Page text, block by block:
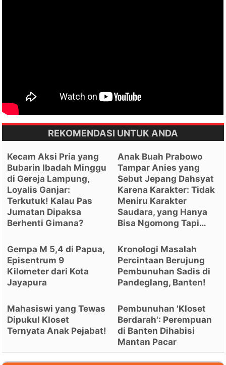
REKOMENDASI UNTUK ANDA
Kecam Aksi Pria yang
Bubarin Ibadah Minggu
di Gereja Lampung,
Loyalis Ganjar:
Terkutuk! Kalau Pas
Jumatan Dipaksa
Berhenti Gimana?
Anak Buah Prabowo
Tampar Anies yang
Sebut Jepang Dahsyat
Karena Karakter: Tidak
Meniru Karakter
Saudara, yang Hanya
Bisa Ngomong Tapi…
Gempa M 5,4 di Papua,
Episentrum 9
Kilometer dari Kota
Jayapura
Kronologi Masalah
Percintaan Berujung
Pembunuhan Sadis di
Pandeglang, Banten!
Mahasiswi yang Tewas
Dipukul Kloset
Ternyata Anak Pejabat!
Pembunuhan 'Kloset
Berdarah': Perempuan
di Banten Dihabisi
Mantan Pacar